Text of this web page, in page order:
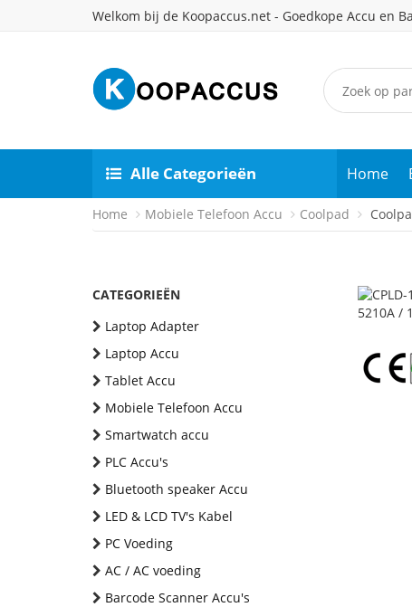
Welkom bij de Koopaccus.net - Goedkope Accu en
Alle Categorieën Home
Home Mobiele Telefoon Accu Coolpad
CATEGORIEËN
Laptop Adapter
Laptop Accu
Tablet Accu
Mobiele Telefoon Accu
Smartwatch accu
PLC Accu's
Bluetooth speaker Accu
LED & LCD TV's Kabel
PC Voeding
AC / AC voeding
Barcode Scanner Accu's